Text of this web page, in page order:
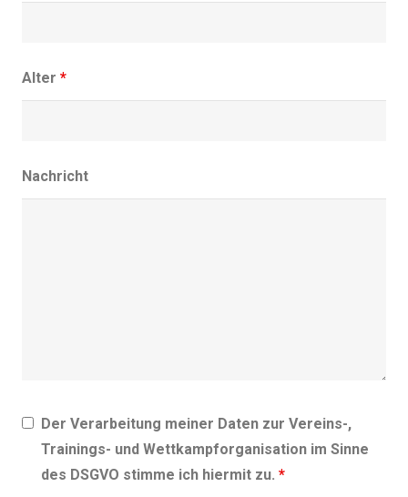
Alter *
Nachricht
Der Verarbeitung meiner Daten zur Vereins-,
Trainings- und Wettkampforganisation im Sinne
des DSGVO stimme ich hiermit zu. *